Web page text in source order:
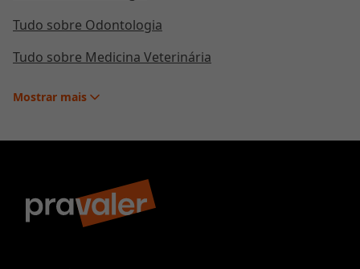
Tudo sobre Odontologia
Tudo sobre Medicina Veterinária
Mostrar mais